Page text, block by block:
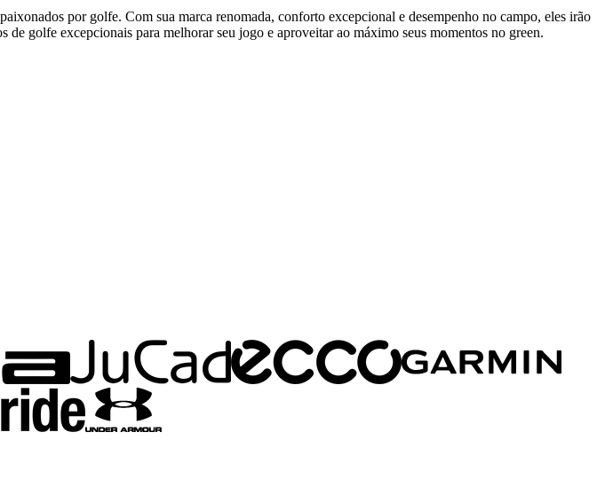
por golfe. Com sua marca renomada, conforto excepcional e desempenho no campo, eles irão
de golfe excepcionais para melhorar seu jogo e aproveitar ao máximo seus momentos no green.